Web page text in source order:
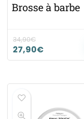
Brosse à barbe
34,90€
27,90€